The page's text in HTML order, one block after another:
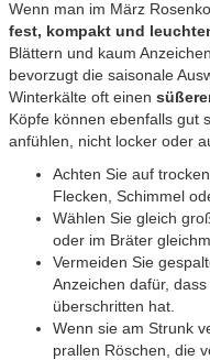
Wenn man im März
fest, kompakt und
Blättern und kaum
bevorzugt die saisonale
Winterkälte oft einen
Köpfe können ebenfalls gut
anfühlen, nicht locker oder
Achten Sie auf
Flecken, Schimmel
Wählen Sie gleich
oder im Bräter
Vermeiden Sie
Anzeichen dafür,
überschritten hat.
Wenn sie am Strunk
prallen Röschen, die